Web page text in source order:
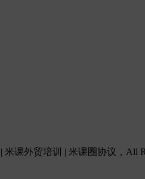
米课外贸培训 | 米课圈协议，All